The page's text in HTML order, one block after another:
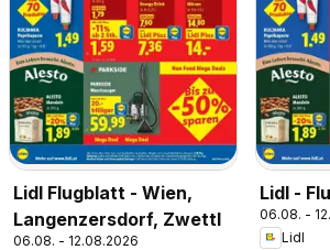
Lidl Flugblatt - Wien,
Langenzersdorf, Zwettl
06.08. - 12.08.2026
Lidl -
06.08. -
Lidl